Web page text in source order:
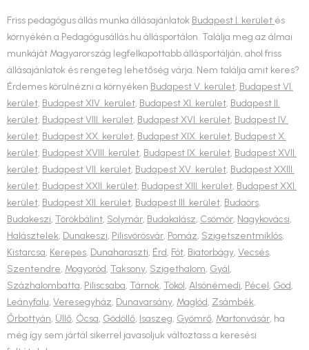
Friss pedagógus állás munka állásajánlatok Budapest I. kerület és
környékén a Pedagógusállás.hu állásportálon. Találja meg az álmai
munkáját Magyarország legfelkapottabb állásportálján, ahol friss
állásajánlatok és rengeteg lehetőség várja. Nem találja amit keres?
Érdemes körülnézni a környéken Budapest V. kerület, Budapest VI.
kerület, Budapest XIV. kerület, Budapest XI. kerület, Budapest II.
kerület, Budapest VIII. kerület, Budapest XVI. kerület, Budapest IV.
kerület, Budapest XX. kerület, Budapest XIX. kerület, Budapest X.
kerület, Budapest XVIII. kerület, Budapest IX. kerület, Budapest XVII.
kerület, Budapest VII. kerület, Budapest XV. kerület, Budapest XXIII.
kerület, Budapest XXII. kerület, Budapest XIII. kerület, Budapest XXI.
kerület, Budapest XII. kerület, Budapest III. kerület, Budaörs,
Budakeszi, Törökbálint, Solymár, Budakalász, Csömör, Nagykovácsi,
Halásztelek, Dunakeszi, Pilisvörösvár, Pomáz, Szigetszentmiklós,
Kistarcsa, Kerepes, Dunaharaszti, Érd, Fót, Biatorbágy, Vecsés,
Szentendre, Mogyoród, Taksony, Szigethalom, Gyál,
Százhalombatta, Piliscsaba, Tárnok, Tököl, Alsónémedi, Pécel, Göd,
Leányfalu, Veresegyház, Dunavarsány, Maglód, Zsámbék,
Őrbottyán, Üllő, Ócsa, Gödöllő, Isaszeg, Gyömrő, Martonvásár, ha
még így sem jártál sikerrel javasoljuk változtass a keresési